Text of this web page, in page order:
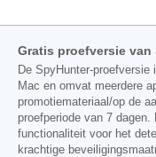
Gratis proefversie
De SpyHunter-
Mac en omvat meerdere
promotiemateriaal/op de
proefperiode van 7
functionaliteit voor het
krachtige